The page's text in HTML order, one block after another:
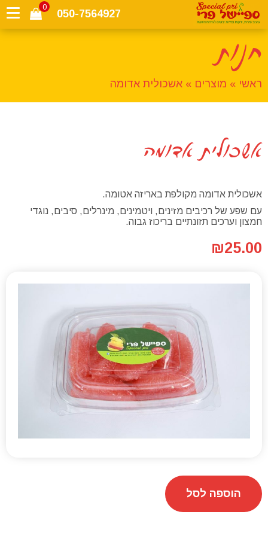
050-7564927
0
חנות
ראשי » מוצרים » אשכולית אדומה
אשכולית אדומה
אשכולית אדומה מקולפת באריזה אטומה.
עם שפע של רכיבים מזינים, ויטמינים, מינרלים, סיבים, נוגדי
חמצון וערכים תזונתיים בריכוז גבוה.
₪25.00
הוספה לסל